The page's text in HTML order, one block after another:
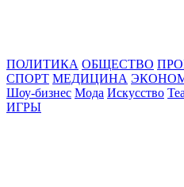
ПОЛИТИКА ОБЩЕСТВО
СПОРТ МЕДИЦИНА
Шоу-бизнес Мода Искусство
ИГРЫ